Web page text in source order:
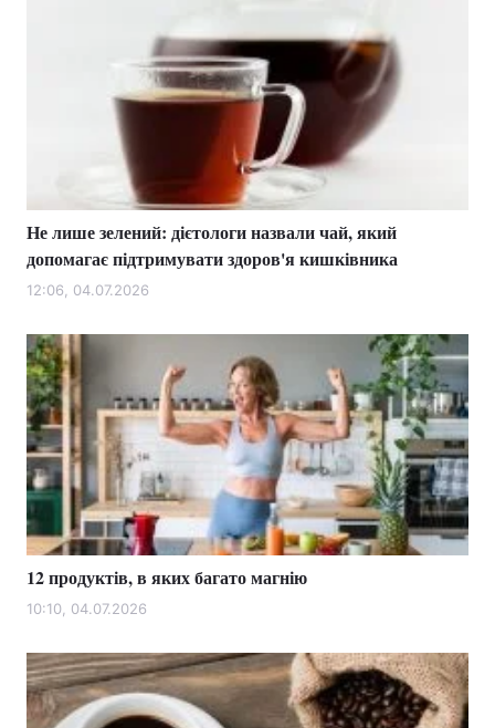
Не лише зелений: дієтологи назвали чай, який
допомагає підтримувати здоров'я кишківника
12:06, 04.07.2026
12 продуктів, в яких багато магнію
10:10, 04.07.2026